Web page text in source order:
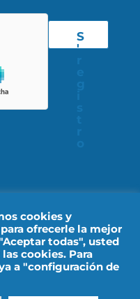
S
'
cookies y
ofrecerle la mejor
todas", usted
cookies. Para
a "configuración de